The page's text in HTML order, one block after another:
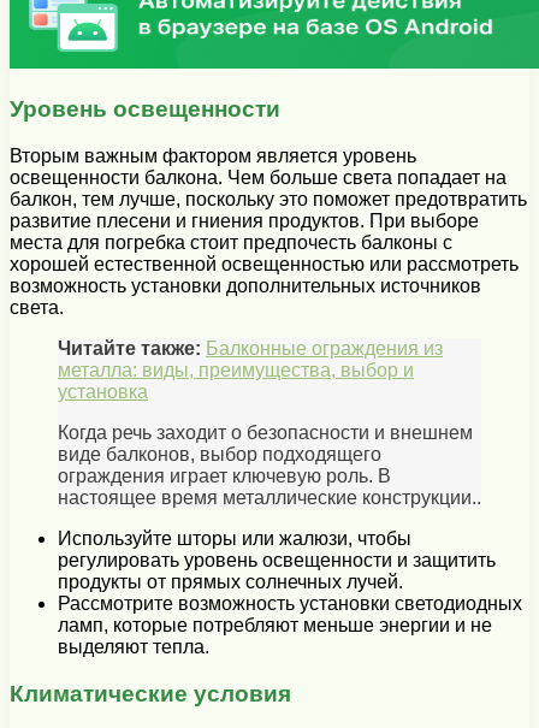
Уровень освещенности
Вторым важным фактором является уровень
освещенности балкона. Чем больше света попадает на
балкон, тем лучше, поскольку это поможет предотвратить
развитие плесени и гниения продуктов. При выборе
места для погребка стоит предпочесть балконы с
хорошей естественной освещенностью или рассмотреть
возможность установки дополнительных источников
света.
Читайте также: Балконные ограждения из
металла: виды, преимущества, выбор и
установка
Когда речь заходит о безопасности и внешнем
виде балконов, выбор подходящего
ограждения играет ключевую роль. В
настоящее время металлические конструкции..
Используйте шторы или жалюзи, чтобы
регулировать уровень освещенности и защитить
продукты от прямых солнечных лучей.
Рассмотрите возможность установки светодиодных
ламп, которые потребляют меньше энергии и не
выделяют тепла.
Климатические условия